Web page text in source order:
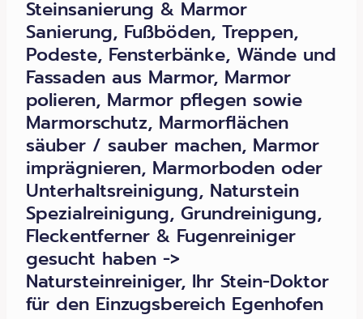
Steinsanierung & Marmor
Sanierung, Fußböden, Treppen,
Podeste, Fensterbänke, Wände und
Fassaden aus Marmor, Marmor
polieren, Marmor pflegen sowie
Marmorschutz, Marmorflächen
säuber / sauber machen, Marmor
imprägnieren, Marmorboden oder
Unterhaltsreinigung, Naturstein
Spezialreinigung, Grundreinigung,
Fleckentferner & Fugenreiniger
gesucht haben ->
Natursteinreiniger, Ihr Stein-Doktor
für den Einzugsbereich Egenhofen